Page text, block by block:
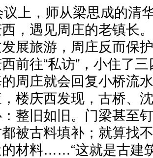
议上，师从梁思成的清
，遇见周庄的老镇长
展旅游，周庄反而保
前往“私访”，小住了
的周庄就会回复小桥流
楼庆西发现，古桥、
整旧如旧。门梁甚至
被古料填补；就算找
材料……“这就是古建